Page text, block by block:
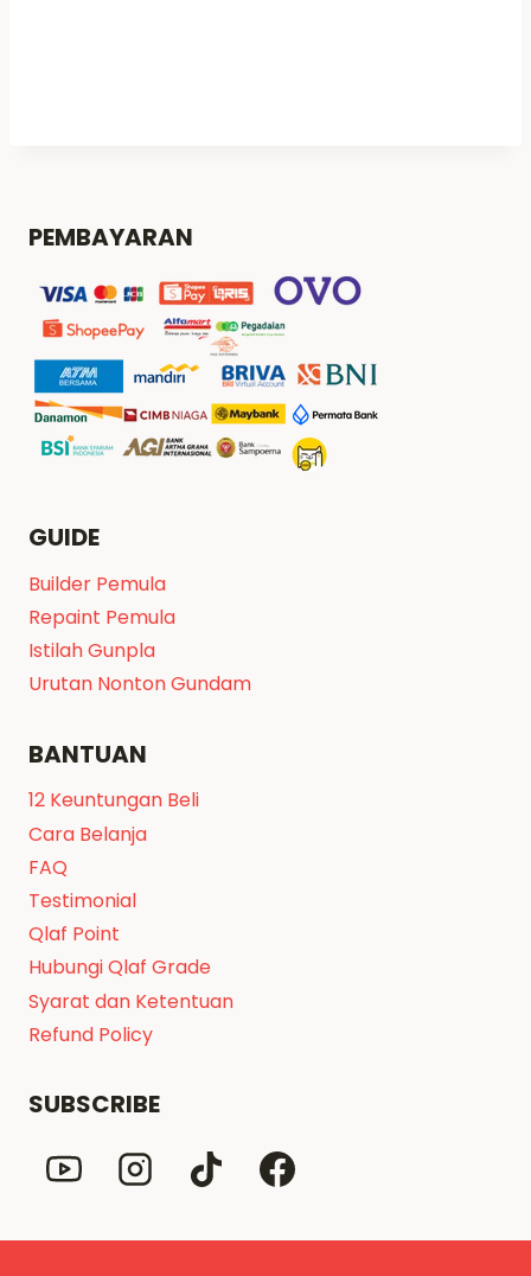
PEMBAYARAN
GUIDE
Builder Pemula
Repaint Pemula
Istilah Gunpla
Urutan Nonton Gundam
BANTUAN
12 Keuntungan Beli
Cara Belanja
FAQ
Testimonial
Qlaf Point
Hubungi Qlaf Grade
Syarat dan Ketentuan
Refund Policy
SUBSCRIBE